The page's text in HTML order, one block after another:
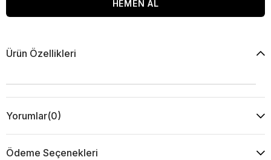
Ürün Özellikleri
Yorumlar(0)
Ödeme Seçenekleri